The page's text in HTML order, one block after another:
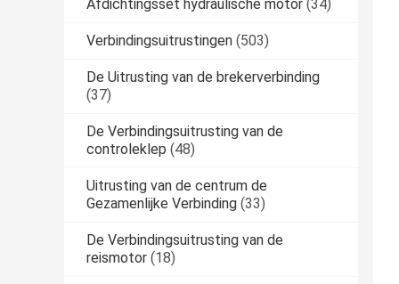
Afdichtingsset hydraulische motor (34)
Verbindingsuitrustingen (503)
De Uitrusting van de brekerverbinding
(37)
De Verbindingsuitrusting van de
controleklep (48)
Uitrusting van de centrum de
Gezamenlijke Verbinding (33)
De Verbindingsuitrusting van de
reismotor (18)